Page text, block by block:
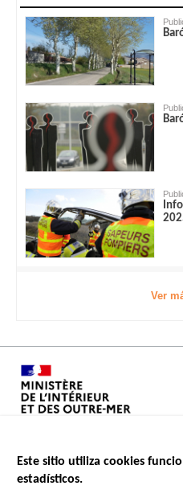
Ver
Este sitio utiliza cookies
estadísticos.